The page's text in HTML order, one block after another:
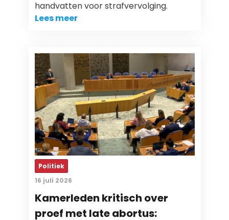
handvatten voor strafvervolging.
Lees meer
Politiek
16 juli 2026
Kamerleden kritisch over
proef met late abortus: